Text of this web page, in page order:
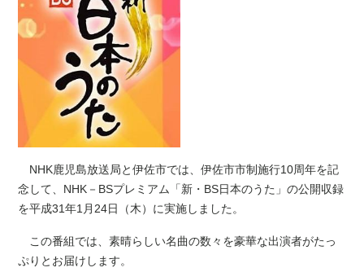
NHK鹿児島放送局と伊佐市では、伊佐市市制施行10周年を記
念して、NHK－BSプレミアム「新・BS日本のうた」の公開収録
を平成31年1月24日（木）に実施しました。
この番組では、素晴らしい名曲の数々を豪華な出演者がたっ
ぷりとお届けします。